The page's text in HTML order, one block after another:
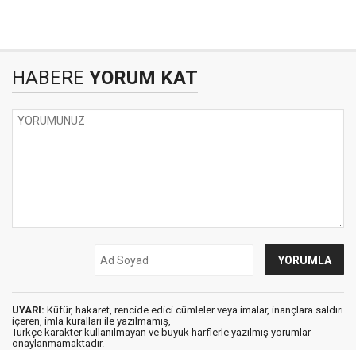
HABERE YORUM KAT
UYARI: Küfür, hakaret, rencide edici cümleler veya imalar, inançlara saldırı
içeren, imla kuralları ile yazılmamış,
Türkçe karakter kullanılmayan ve büyük harflerle yazılmış yorumlar
onaylanmamaktadır.